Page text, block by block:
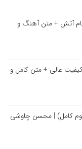
آتش + متن آهنگ و
کیفیت عالی + متن کامل و
کامل) | محسن چاوشی